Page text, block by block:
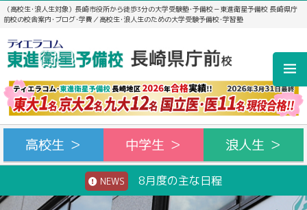
（高校生･浪人生対象）長崎市役所から徒歩3分の大学受験塾･予備校－東進衛星予備校 長崎県庁
前校の校舎案内･ブログ･学費／高校生･浪人生のための大学受験予備校･学習塾
高校生 ＞ 中学生 ＞ 浪人生 ＞
NEWS 8月度の主な日程